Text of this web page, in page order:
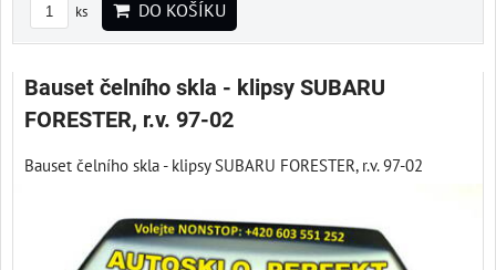
ks DO KOŠÍKU
Bauset čelního skla - klipsy SUBARU
FORESTER, r.v. 97-02
Bauset čelního skla - klipsy SUBARU FORESTER, r.v. 97-02